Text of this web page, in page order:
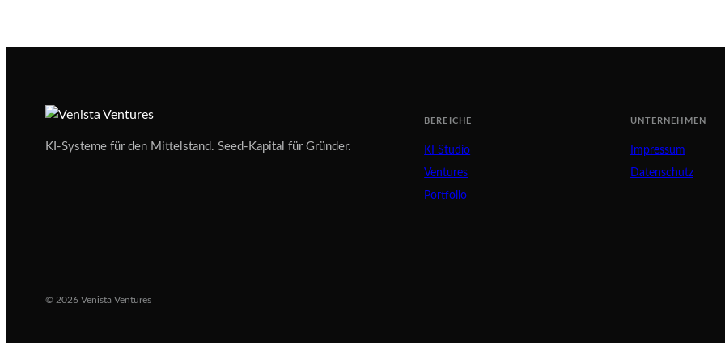
KI-Systeme für den Mittelstand. Seed-Kapital für Gründer.
BEREICHE
KI Studio
Ventures
Portfolio
UNTERNEHMEN
Impressum
Datenschutz
© 2026 Venista Ventures